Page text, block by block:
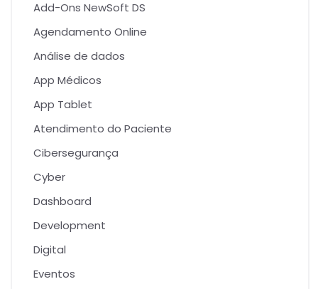
Add-Ons NewSoft DS
Agendamento Online
Análise de dados
App Médicos
App Tablet
Atendimento do Paciente
Cibersegurança
Cyber
Dashboard
Development
Digital
Eventos